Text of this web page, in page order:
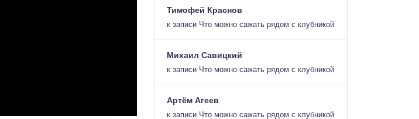
Тимофей Краснов
к записи Что можно сажать рядом с клубникой
Михаил Савицкий
к записи Что можно сажать рядом с клубникой
Артём Агеев
к записи Что можно сажать рядом с клубникой